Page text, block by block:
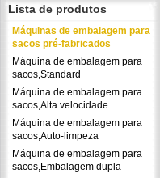
Lista de produtos
Máquinas de embalagem para
sacos pré-fabricados
Máquina de embalagem para
sacos,Standard
Máquina de embalagem para
sacos,Alta velocidade
Máquina de embalagem para
sacos,Auto-limpeza
Máquina de embalagem para
sacos,Embalagem dupla